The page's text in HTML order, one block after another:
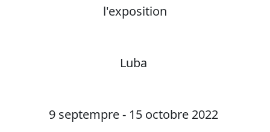
l'exposition
Luba
9 septempre - 15 octobre 2022